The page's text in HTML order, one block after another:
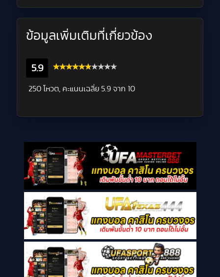
ข้อมูลเพิ่มเติมที่เกี่ยวข้อง
5.9
250 โหวต, คะแนนเฉลี่ย 5.9 จาก 10